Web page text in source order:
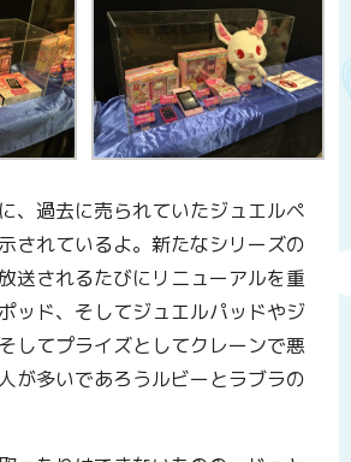
、過去に売られていたジュエルペ
されているよ。新たなシリーズの
送されるたびにリニューアルを重
ッド、そしてジュエルパッドやジ
してプライズとしてクレーンで悪
が多いであろうルビーとラブラの